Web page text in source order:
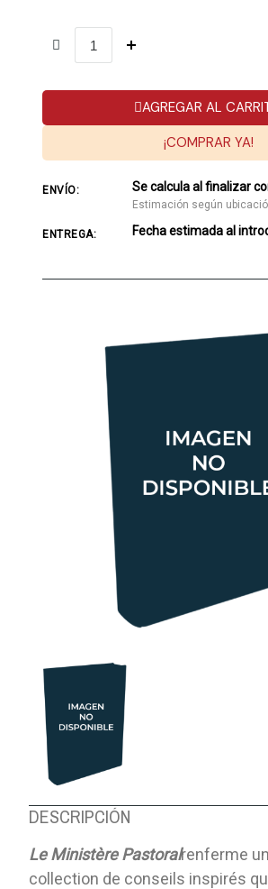
DESCRIPCIÓN
Le Ministère Pastoralrenferme
collection de conseils inspirés
AGREGAR AL
¡COMPRAR YA!
ENVÍO: Se calcula al finalizar
Estimación según
ENTREGA: Fecha estimada al